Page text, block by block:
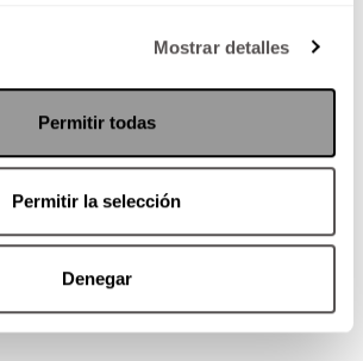
Mostrar detalles
Permitir todas
Permitir la selección
Denegar
de dientes nunca sobra,
que hacer siempre cuidando
la boca con agua muy
los dientes puede hacer